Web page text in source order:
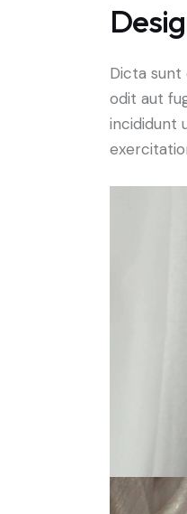
Dicta
odit aut
incididunt